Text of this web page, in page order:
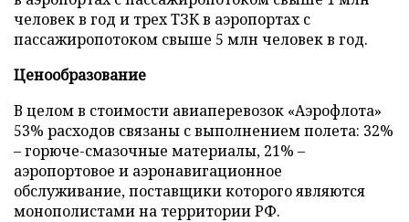
человек в год и трех ТЗК в аэропортах с
пассажиропотоком свыше 5 млн человек в год.
Ценообразование
В целом в стоимости авиаперевозок «Аэрофлота»
53% расходов связаны с выполнением полета: 32%
– горюче-смазочные материалы, 21% –
аэропортовое и аэронавигационное
обслуживание, поставщики которого являются
монополистами на территории РФ.